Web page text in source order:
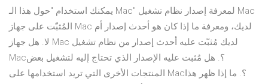
يمكنك استخدام "حول هذا الـ Mac" لمعرفة إصدار نظام تشغيل Mac
المُثبّت على جهاز Mac لديك، ومعرفة ما إذا كان هو أحدث إصدار أم
لا. هل جهاز Mac لديك مُثبّت عليه أحدث إصدار من نظام تشغيل
Mac؟. هل مُثبت عليه الإصدار الذي تحتاج إليه لتشغيل بعض
المنتجات الأخرى التي تريد استخدامها على Mac؟. ما إذا ظهر هذا